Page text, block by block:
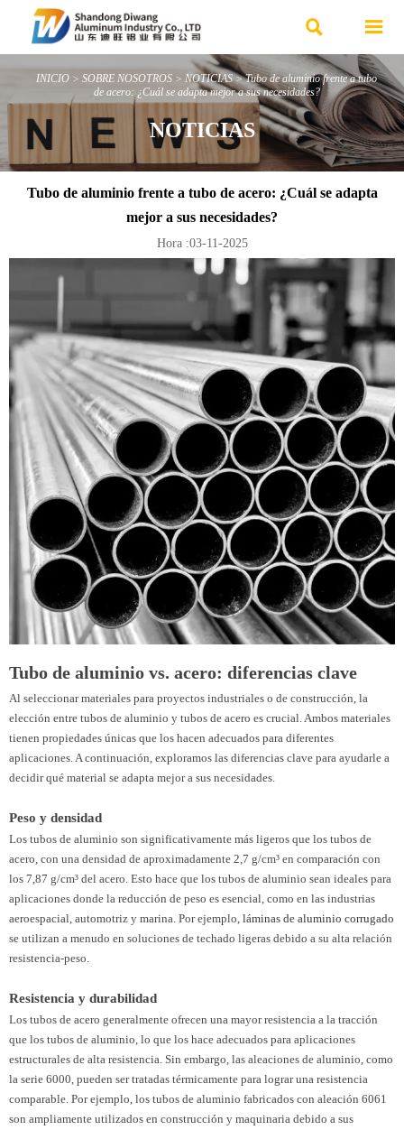
 
INICIO > SOBRE NOSOTROS > NOTICIAS>Tubo de aluminio frente a tubo
de acero: ¿Cuál se adapta mejor a sus necesidades?
NOTICIAS
Tubo de aluminio frente a tubo de acero: ¿Cuál se adapta
mejor a sus necesidades?
Hora :03-11-2025
Tubo de aluminio vs. acero: diferencias clave
Al seleccionar materiales para proyectos industriales o de construcción, la
elección entre tubos de aluminio y tubos de acero es crucial. Ambos materiales
tienen propiedades únicas que los hacen adecuados para diferentes
aplicaciones. A continuación, exploramos las diferencias clave para ayudarle a
decidir qué material se adapta mejor a sus necesidades.
Peso y densidad
Los tubos de aluminio son significativamente más ligeros que los tubos de
acero, con una densidad de aproximadamente 2,7 g/cm³ en comparación con
los 7,87 g/cm³ del acero. Esto hace que los tubos de aluminio sean ideales para
aplicaciones donde la reducción de peso es esencial, como en las industrias
aeroespacial, automotriz y marina. Por ejemplo, láminas de aluminio corrugado
se utilizan a menudo en soluciones de techado ligeras debido a su alta relación
resistencia-peso.
Resistencia y durabilidad
Los tubos de acero generalmente ofrecen una mayor resistencia a la tracción
que los tubos de aluminio, lo que los hace adecuados para aplicaciones
estructurales de alta resistencia. Sin embargo, las aleaciones de aluminio, como
la serie 6000, pueden ser tratadas térmicamente para lograr una resistencia
comparable. Por ejemplo, los tubos de aluminio fabricados con aleación 6061
son ampliamente utilizados en construcción y maquinaria debido a sus